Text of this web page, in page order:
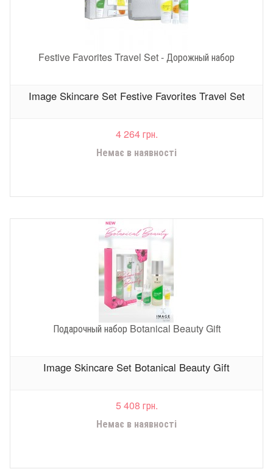
Festive Favorites Travel Set - Дорожный набор
Image Skincare Set Festive Favorites Travel Set
4 264 грн.
Немає в наявності
Подарочный набор Botanical Beauty Gift
Image Skincare Set Botanical Beauty Gift
5 408 грн.
Немає в наявності